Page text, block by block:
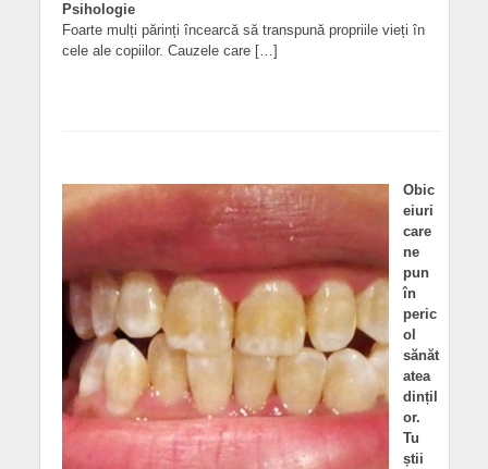
Psihologie
Foarte mulți părinți încearcă să transpună propriile vieți în
cele ale copiilor. Cauzele care […]
Obic
eiuri
care
ne
pun
în
peric
ol
sănăt
atea
dințil
or.
Tu
știi